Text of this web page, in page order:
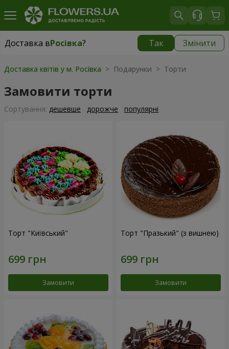
Доставка вРосівка? Так Змінити
Доставка вРосівка|
Доставка квітів у м. Росівка > Подарунки > Торти
Замовити торти
Сортування: дешевше дорожче популярні
Торт "Київський"
Замовити
Торт "Празький" (з вишнею)
Замовити